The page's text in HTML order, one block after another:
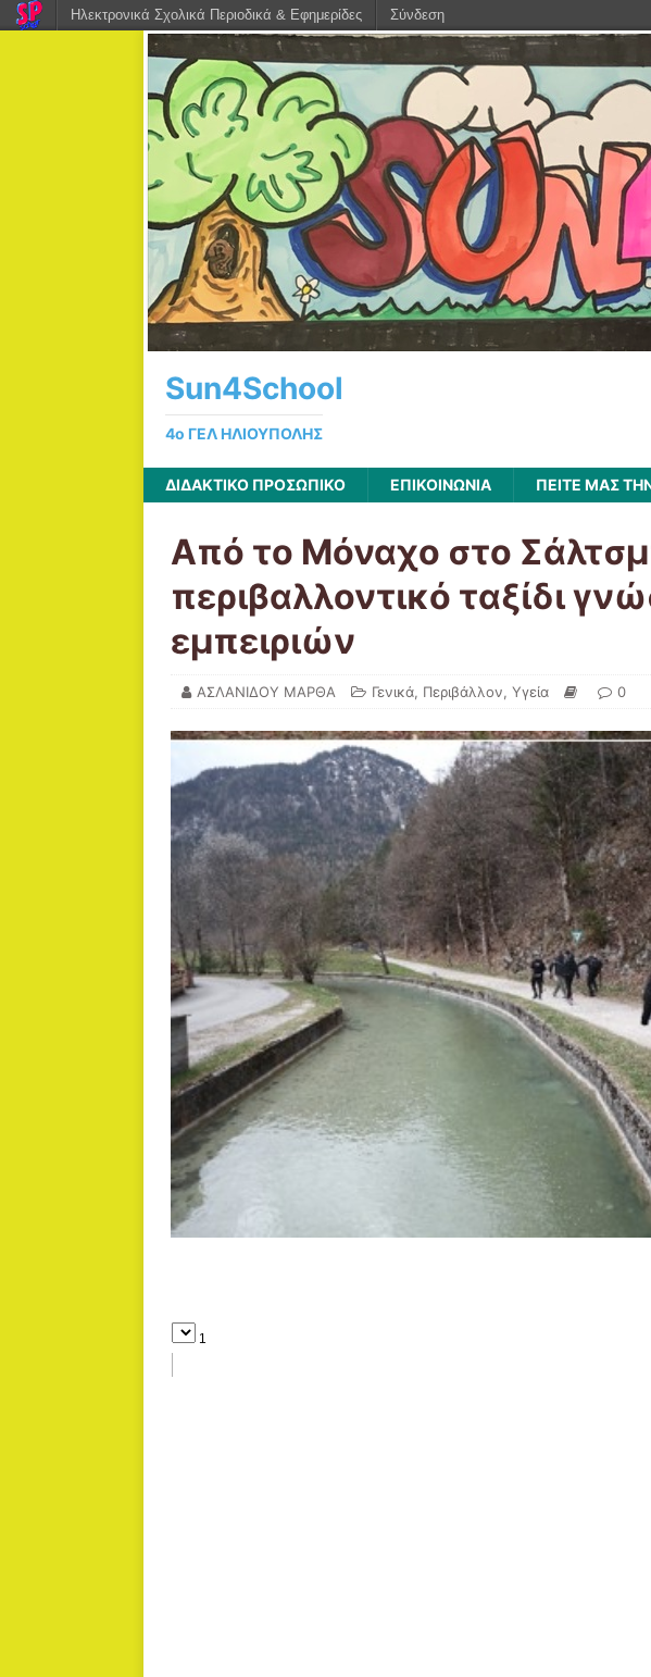
Sun4School
4ο ΓΕΛ ΗΛΙΟΥΠΟΛΗΣ
ΔΙΔΑΚΤΙΚΟ ΠΡΟΣΩΠΙΚΟ ΕΠΙΚΟΙΝΩΝΙΑ ΠΕΊΤΕ ΜΑΣ
Από το Μόναχο στο
περιβαλλοντικό ταξίδι
εμπειριών
ΑΣΛΑΝΙΔΟΥ ΜΑΡΘΑ Γενικά, Περιβάλλον, Υγεία 0
Ηλεκτρονικά Σχολικά Περιοδικά & Εφημερίδες Σύνδεση